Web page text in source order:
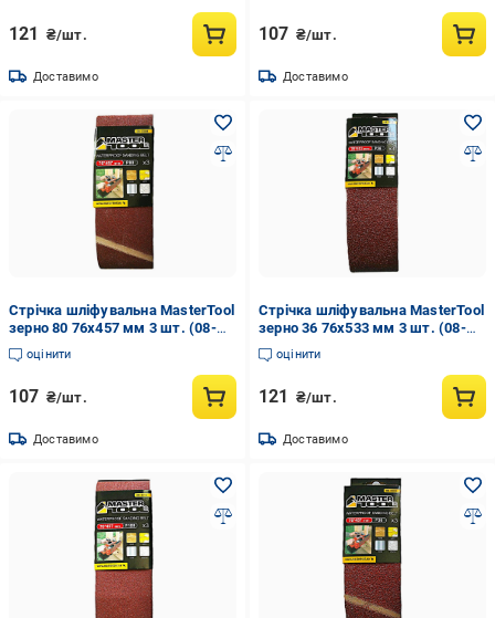
121 ₴/шт.
Доставимо
107 ₴/шт.
Доставимо
Стрічка шліфувальна MasterTool
зерно 80 76х457 мм 3 шт. (08-
3308)
оцінити
107 ₴/шт.
Доставимо
Стрічка шліфувальна MasterTool
зерно 36 76х533 мм 3 шт. (08-
3403)
оцінити
121 ₴/шт.
Доставимо